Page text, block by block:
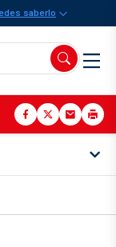
saberlo